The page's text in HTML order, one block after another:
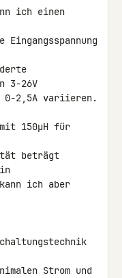
ich einen
3-26V
0-2,5A variieren.
150µH für
beträgt
ich aber
Strom und